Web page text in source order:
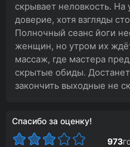
скрывает неловкость. На
доверие, хотя взгляды
Полночный сеанс йоги
женщин, но утром их
массаж, где мастера
скрытые обиды.
закончить выходные не
Спасибо за оценку!
973